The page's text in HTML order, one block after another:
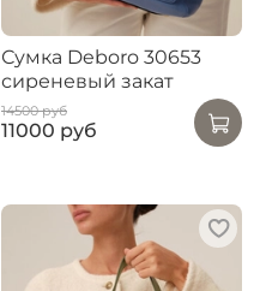
Сумка Deboro 30653
сиреневый закат
14500 руб
11000 руб